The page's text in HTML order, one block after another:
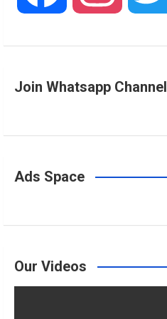
c
e
o
s
t
r
Join Whatsapp Channel
Ads Space
Our Videos